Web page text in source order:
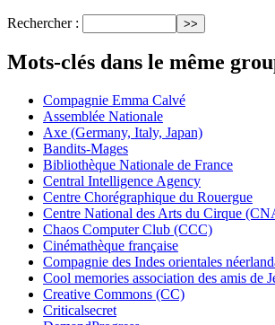
Rechercher :
Mots-clés dans le même
Compagnie Emma Calvé
Assemblée Nationale
Axe (Germany, Italy, Japan)
Bandits-Mages
Bibliothèque Nationale de France
Central Intelligence Agency
Centre Chorégraphique du Rouergue
Centre National des Arts du Cirque
Chaos Computer Club (CCC)
Cinémathèque française
Compagnie des Indes orientales
Cool memories association des amis de
Creative Commons (CC)
Criticalsecret